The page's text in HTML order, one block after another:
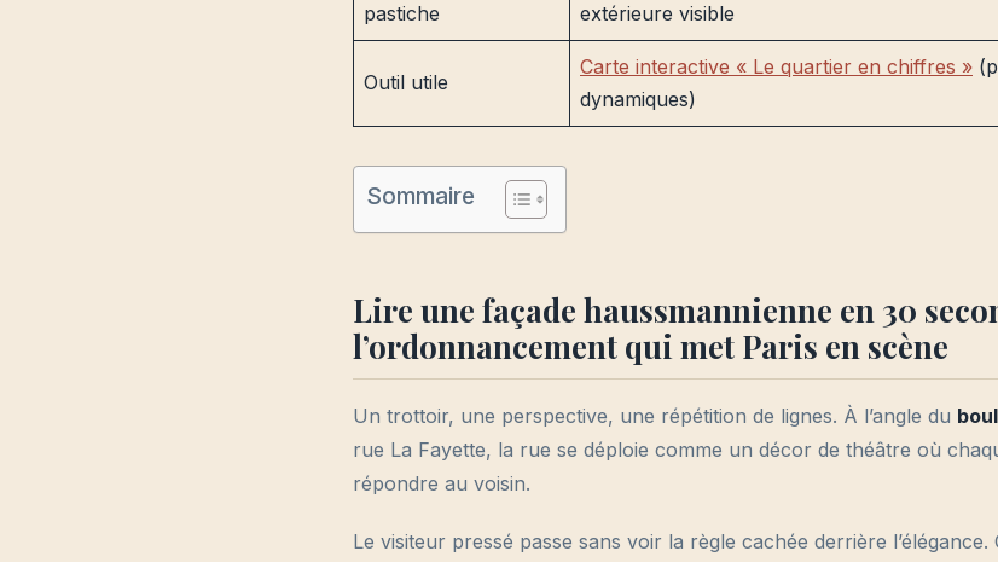
pastiche
extérieure visible
Outil utile
Carte interactive « Le quartier en chiffres »
dynamiques)
Sommaire
Lire une façade haussmannienne en 30
l’ordonnancement qui met Paris en scène
Un trottoir, une perspective, une répétition de lignes. À l’angle du
rue La Fayette, la rue se déploie comme un décor de théâtre où
répondre au voisin.
Le visiteur pressé passe sans voir la règle cachée derrière l’élégance.